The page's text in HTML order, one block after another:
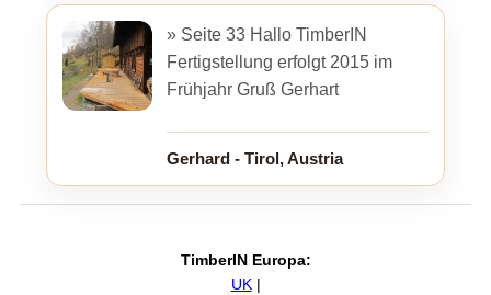
» Seite 33 Hallo TimberIN
Fertigstellung erfolgt 2015 im
Gerhard - Tirol, Austria
TimberIN Europa:
UK|